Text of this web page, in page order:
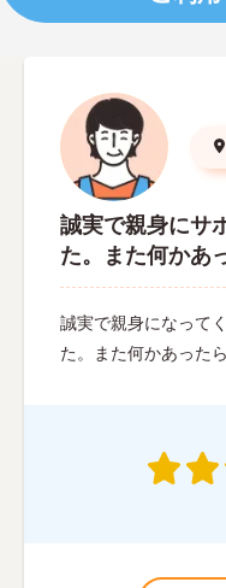
誠実で親身にサ
た。また何かあ
誠実で親身になって
た。また何かあった